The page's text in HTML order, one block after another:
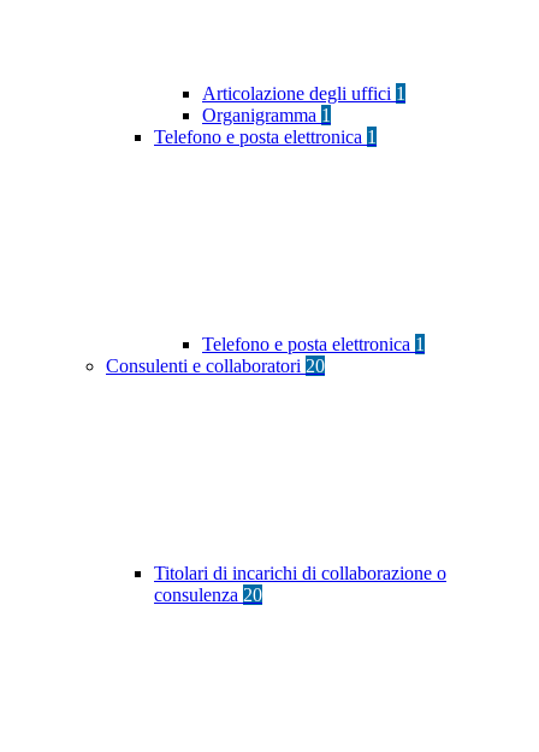
Articolazione degli uffici 1
Organigramma 1
Telefono e posta elettronica 1
Telefono e posta elettronica 1
Consulenti e collaboratori 20
Titolari di incarichi di collaborazione o
consulenza 20